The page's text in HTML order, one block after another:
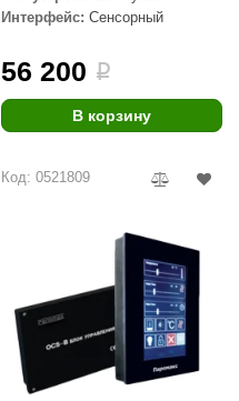
Интерфейс: Сенсорный
56 200 i
В корзину
Код: 0521809